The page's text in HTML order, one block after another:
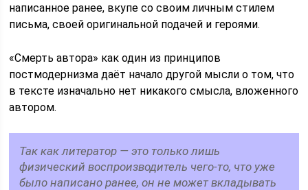
написанное ранее, вкупе со своим личным стилем
письма, своей оригинальной подачей и героями.
«Смерть автора» как один из принципов
постмодернизма даёт начало другой мысли о том, что
в тексте изначально нет никакого смысла, вложенного
автором.
Так как литератор — это только лишь
физический воспроизводитель чего-то, что уже
было написано ранее, он не может вкладывать